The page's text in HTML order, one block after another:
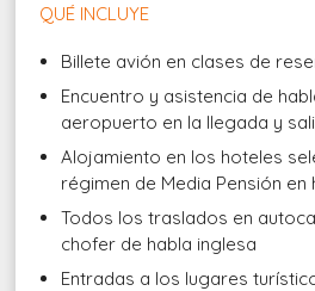
QUÉ INCLUYE
Billete avión en clases de
Encuentro y asistencia de
aeropuerto en la llegada y
Alojamiento en los hoteles
régimen de Media Pensión
Todos los traslados en
chofer de habla inglesa
Entradas a los lugares